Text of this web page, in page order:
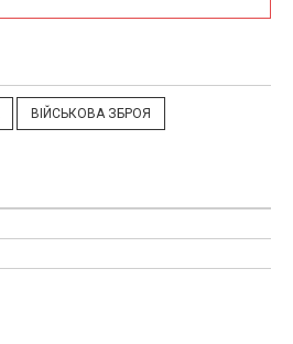
ВІЙСЬКОВА ЗБРОЯ